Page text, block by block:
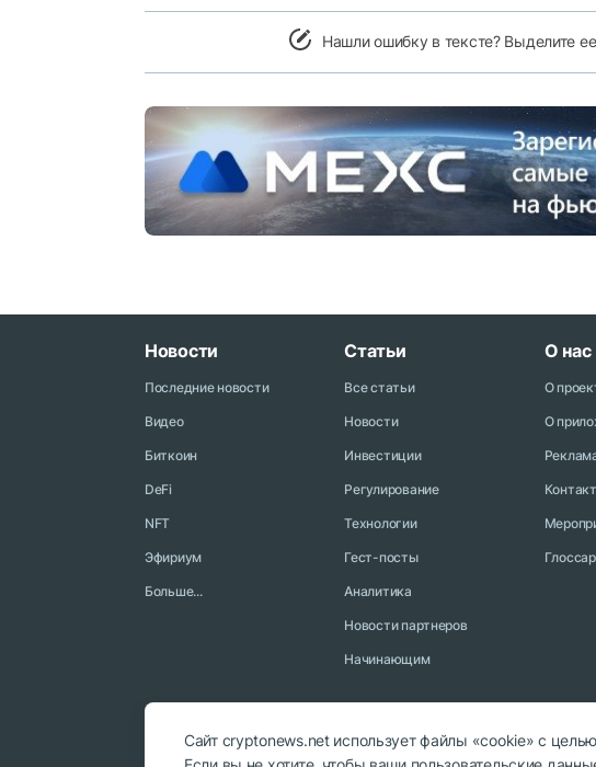
Нашли ошибку в тексте? Выделите
Новости
Последние новости
Видео
Биткоин
DeFi
NFT
Эфириум
Больше...
Статьи
Все статьи
Новости
Инвестиции
Регулирование
Технологии
Гест-посты
Аналитика
Новости партнеров
Начинающим
О нас
О
О
Сайт cryptonews.net использует файлы «cookie» с